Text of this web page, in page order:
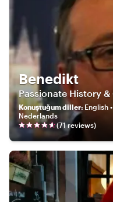
Benedikt
Passionate History
Konuştuğum diller: English •
Nederlands
(71reviews)